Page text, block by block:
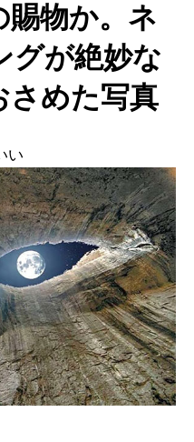
賜物か。ネ
グが絶妙な
さめた写真
い